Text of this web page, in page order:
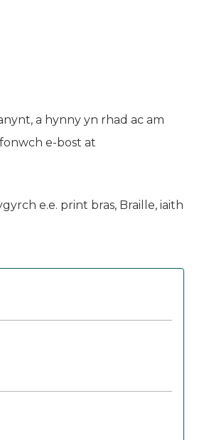
a hynny yn rhad ac am
e-bost at
e.e. print bras, Braille, iaith